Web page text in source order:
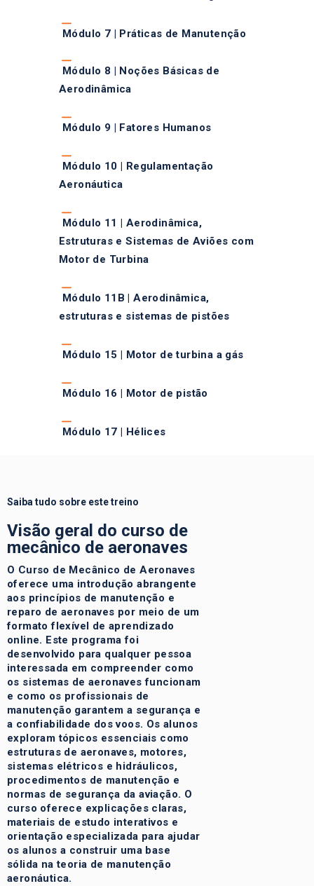
Módulo 7 | Práticas de Manutenção
Módulo 8 | Noções Básicas de
Aerodinâmica
Módulo 9 | Fatores Humanos
Módulo 10 | Regulamentação
Aeronáutica
Módulo 11 | Aerodinâmica,
Estruturas e Sistemas de Aviões com
Motor de Turbina
Módulo 11B | Aerodinâmica,
estruturas e sistemas de pistões
Módulo 15 | Motor de turbina a gás
Módulo 16 | Motor de pistão
Módulo 17 | Hélices
Saiba tudo sobre este treino
Visão geral do curso de
mecânico de aeronaves
O Curso de Mecânico de Aeronaves
oferece uma introdução abrangente
aos princípios de manutenção e
reparo de aeronaves por meio de um
formato flexível de aprendizado
online. Este programa foi
desenvolvido para qualquer pessoa
interessada em compreender como
os sistemas de aeronaves funcionam
e como os profissionais de
manutenção garantem a segurança e
a confiabilidade dos voos. Os alunos
exploram tópicos essenciais como
estruturas de aeronaves, motores,
sistemas elétricos e hidráulicos,
procedimentos de manutenção e
normas de segurança da aviação. O
curso oferece explicações claras,
materiais de estudo interativos e
orientação especializada para ajudar
os alunos a construir uma base
sólida na teoria de manutenção
aeronáutica.